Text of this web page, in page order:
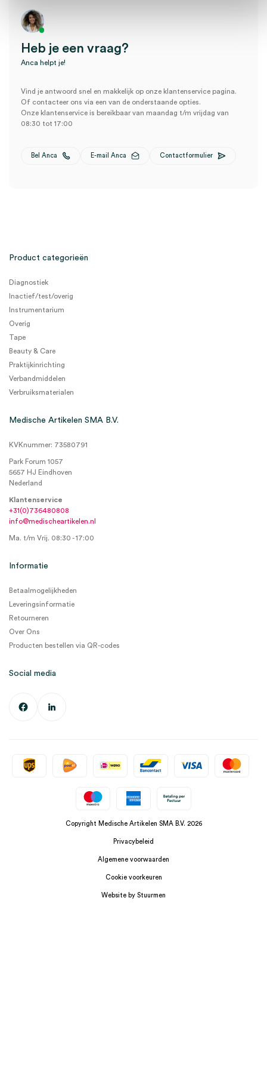
Heb je een vraag?
Anca helpt je!
Vind je antwoord snel en makkelijk op onze klantenservice pagina.
Of contacteer ons via een van de onderstaande opties.
Onze klantenservice is bereikbaar van maandag t/m vrijdag van
08:30 tot 17:00
Bel Anca E-mail Anca Contactformulier
Product categorieën
Diagnostiek
Inactief/test/overig
Instrumentarium
Overig
Tape
Beauty & Care
Praktijkinrichting
Verbandmiddelen
Verbruiksmaterialen
Medische Artikelen SMA B.V.
KVKnummer: 73580791
Park Forum 1057
5657 HJ Eindhoven
Nederland
Klantenservice
+31(0)736480808
info@medischeartikelen.nl
Ma. t/m Vrij. 08:30 - 17:00
Informatie
Betaalmogelijkheden
Leveringsinformatie
Retourneren
Over Ons
Producten bestellen via QR-codes
Social media
Copyright Medische Artikelen SMA B.V. 2026
Privacybeleid
Algemene voorwaarden
Cookie voorkeuren
Website by Stuurmen